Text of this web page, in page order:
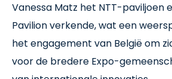
Vanessa Matz het NTT-paviljoen
Pavilion verkende, wat een
het engagement van België om
voor de bredere Expo-